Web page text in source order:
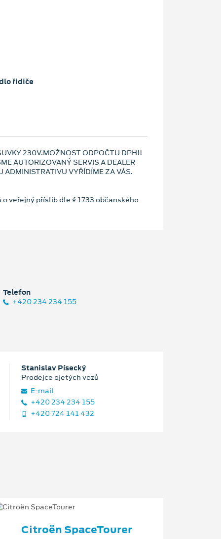
řidiče
230V.MOŽNOST ODPOČTU DPH!!
AUTORIZOVANÝ SERVIS A DEALER
ADMINISTRATIVU VYŘÍDÍME ZA VÁS.
veřejný příslib dle § 1733 občanského
Telefon
+420 234 234 155
Stanislav Písecký
Prodejce ojetých vozů
E‑mail
+420 234 234 155
+420 724 141 432
Citroën SpaceTourer